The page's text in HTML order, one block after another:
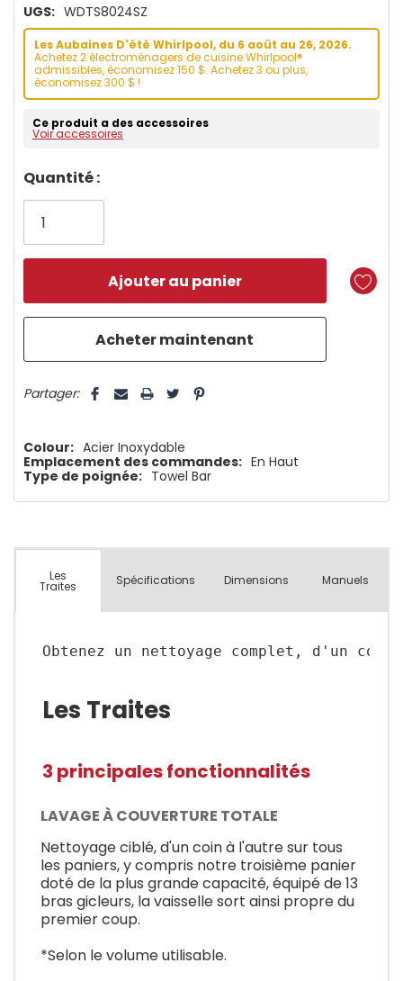
UGS: WDTS8024SZ
Les Aubaines D'été Whirlpool, du 6 aoüt au 26, 2026.
Achetez 2 électroménagers de cuisine Whirlpool®
admissibles, économisez 150 $. Achetez 3 ou plus,
économisez 300 $ !
Ce produit a des accessoires
Voir accessoires
Dépêchez-
vous!
plus
Quantité :
Partager:
Colour: Acier Inoxydable
Emplacement des commandes: En Haut
Type de poignée: Towel Bar
Les
Traites Spécifications Dimensions Manuels
Obtenez un nettoyage complet, d'un
Les Traites
3 principales fonctionnalités
LAVAGE À COUVERTURE TOTALE
Nettoyage ciblé, d'un coin à l'autre sur tous
les paniers, y compris notre troisième panier
doté de la plus grande capacité, équipé de 13
bras gicleurs, la vaisselle sort ainsi propre du
premier coup.
*Selon le volume utilisable.